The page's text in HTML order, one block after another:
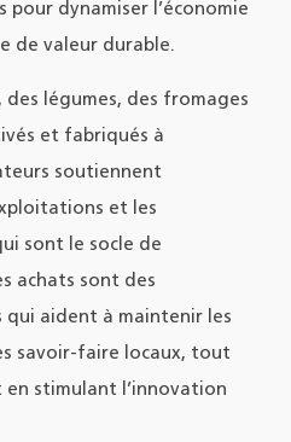
pour dynamiser l’économie
de valeur durable.
des légumes, des fromages
et fabriqués à
soutiennent
et les
sont le socle de
achats sont des
qui aident à maintenir les
savoir-faire locaux, tout
en stimulant l’innovation